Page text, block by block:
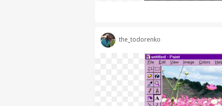
the_todorenko